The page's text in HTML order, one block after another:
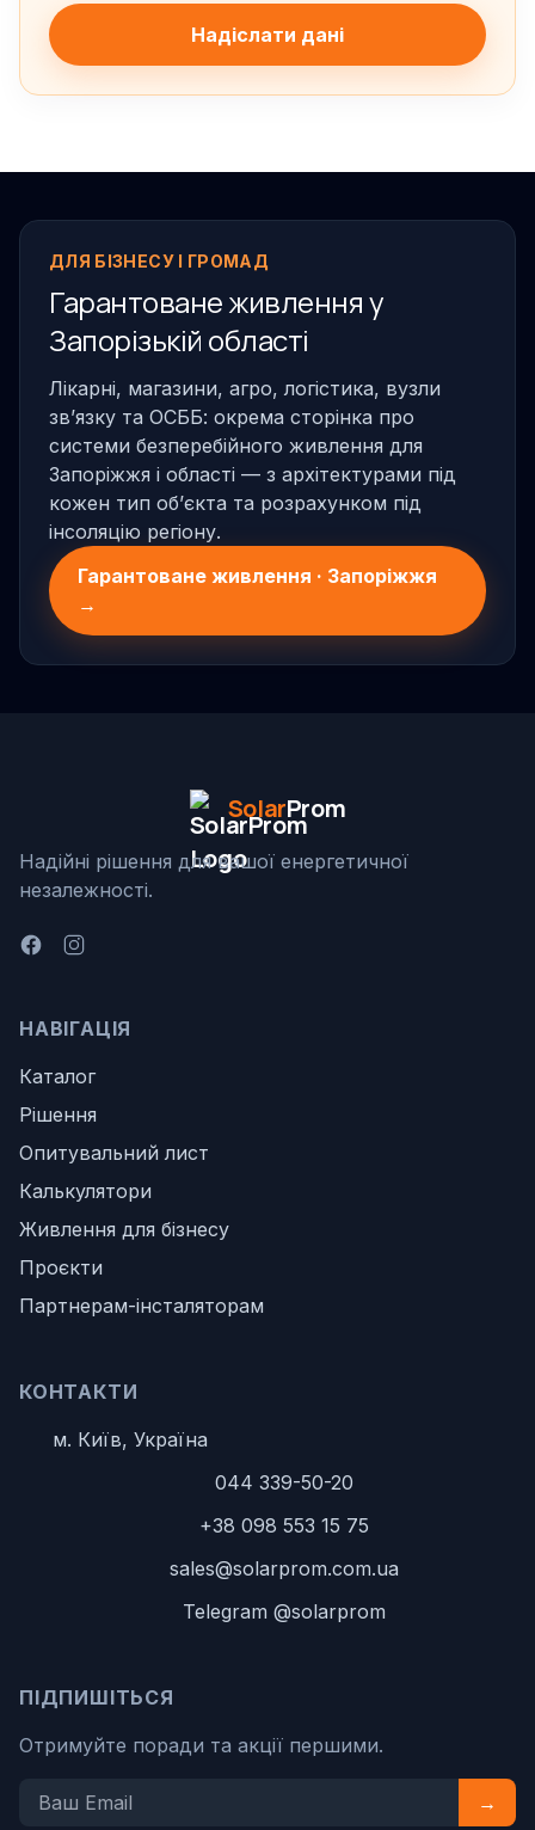
Надіслати дані
ДЛЯ БІЗНЕСУ І ГРОМАД
Гарантоване живлення у
Запорізькій області
Лікарні, магазини, агро, логістика, вузли
звʼязку та ОСББ: окрема сторінка про
системи безперебійного живлення для
Запоріжжя і області — з архітектурами під
кожен тип обʼєкта та розрахунком під
інсоляцію регіону.
Гарантоване живлення · Запоріжжя
→
SolarProm
Надійні рішення для вашої енергетичної
незалежності.
НАВІГАЦІЯ
Каталог
Рішення
Опитувальний лист
Калькулятори
Живлення для бізнесу
Проєкти
Партнерам-інсталяторам
КОНТАКТИ
м. Київ, Україна
044 339-50-20
+38 098 553 15 75
sales@solarprom.com.ua
Telegram @solarprom
ПІДПИШІТЬСЯ
Отримуйте поради та акції першими.
→